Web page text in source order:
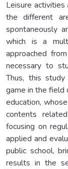
Leisure activities
the different
spontaneously
which is a
approached
necessary to
Thus, this
game in the field
education,
contents
focusing on
applied and
public school,
results in the